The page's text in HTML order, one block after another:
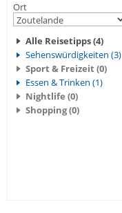
Ort
Alle Reisetipps (4)
Sehenswürdigkeiten (3)
Sport & Freizeit (0)
Essen & Trinken (1)
Nightlife (0)
Shopping (0)